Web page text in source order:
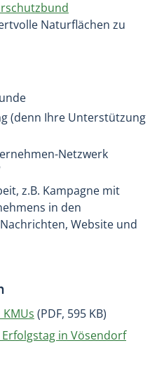
Naturflächen zu
(denn Ihre Unterstützung
Netzwerk
z.B. Kampagne mit
in den
Website und
(PDF, 595 KB)
in Vösendorf